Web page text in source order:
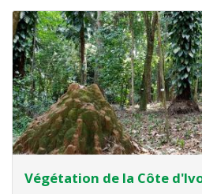
Végétation de la Côte